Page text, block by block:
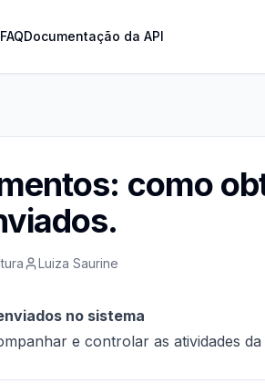
FAQDocumentação da API
como
Luiza Saurine
no sistema
e controlar as atividades